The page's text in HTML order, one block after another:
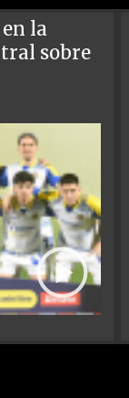
la
sobre